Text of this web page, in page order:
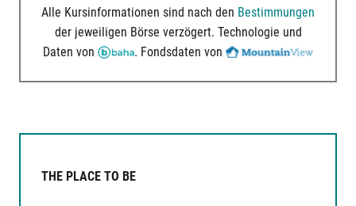
Alle Kursinformationen sind nach den Bestimmungen
der jeweiligen Börse verzögert. Technologie und
Daten von
. Fondsdaten von
THE PLACE TO BE